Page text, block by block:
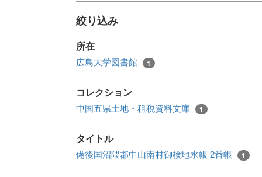
絞り込み
所在
広島大学図書館 1
コレクション
中国五県土地・租税資料文庫 1
タイトル
備後国沼隈郡中山南村御検地水帳 2番帳 1